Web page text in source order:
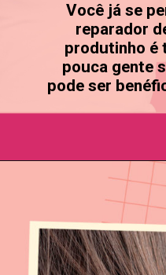
Você já se
reparador
produtinho é
pouca gente
pode ser